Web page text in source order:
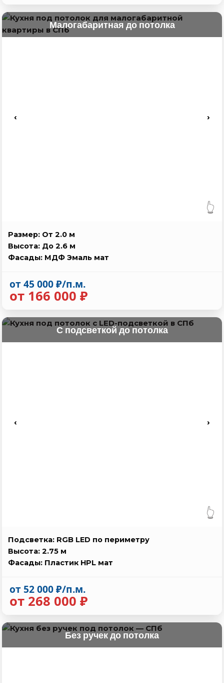
Малогабаритная до потолка
‹ ›
👆
Размер: От 2.0 м
Высота: До 2.6 м
Фасады: МДФ Эмаль мат
от 45 000 ₽/п.м.
от 166 000 ₽
С подсветкой до потолка
‹ ›
👆
Подсветка: RGB LED по периметру
Высота: 2.75 м
Фасады: Пластик HPL мат
от 52 000 ₽/п.м.
от 268 000 ₽
Без ручек до потолка